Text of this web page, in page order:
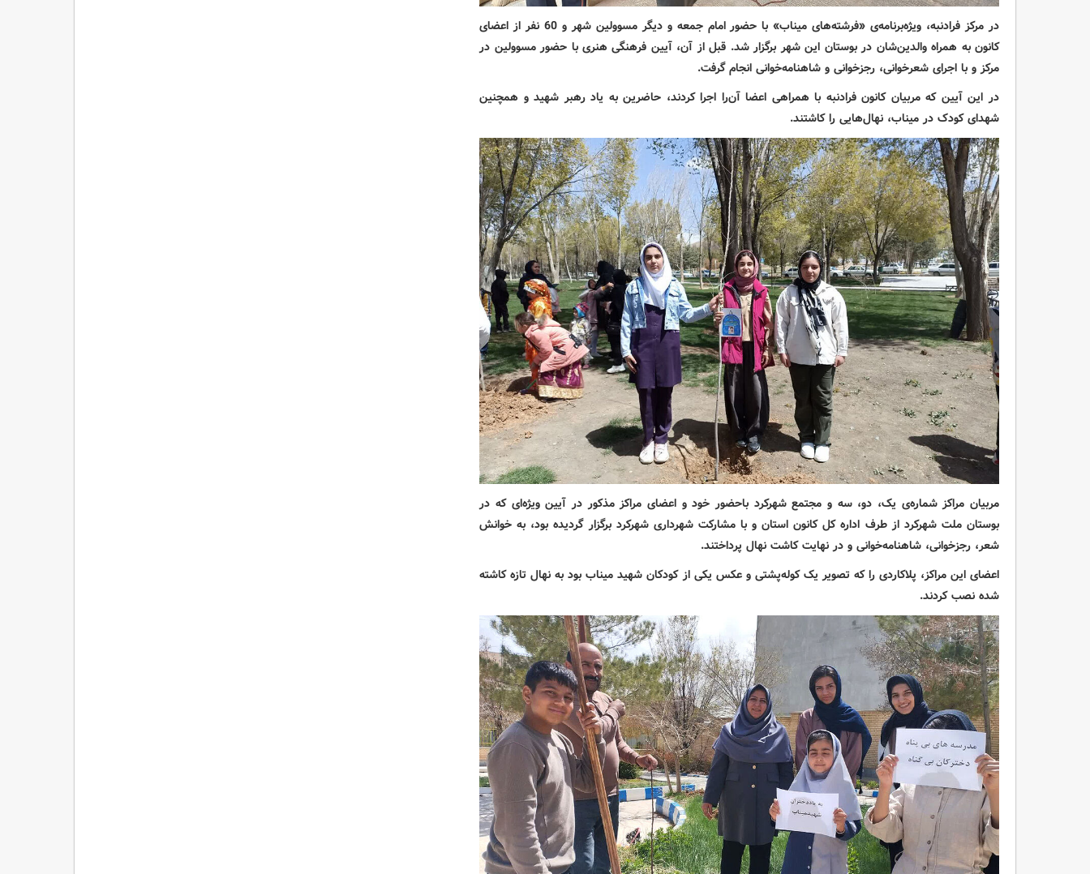
در مرکز فرادنبه، ویژه‌برنامه‌ی «فرشته‌های میناب» با حضور امام جمعه و دیگر مسوولین شهر و 60 نفر از اعضای
کانون به همراه والدین‌شان در بوستان این شهر برگزار شد. قبل از آن، آیین فرهنگی هنری با حضور مسوولین در
مرکز و با اجرای شعرخوانی، رجزخوانی و شاهنامه‌خوانی انجام گرفت.
در این آیین که مربیان کانون فرادنبه با همراهی اعضا آن‌را اجرا کردند، حاضرین به یاد رهبر شهید و همچنین
شهدای کودک در میناب، نهال‌هایی را کاشتند.
مربیان مراکز شماره‌ی یک، دو، سه و مجتمع شهرکرد باحضور خود و اعضای مراکز مذکور در آیین ویژه‌ای که در
بوستان ملت شهرکرد از طرف اداره کل کانون استان و با مشارکت شهرداری شهرکرد برگزار گردیده بود، به خوانش
شعر، رجزخوانی، شاهنامه‌خوانی و در نهایت کاشت نهال پرداختند.
اعضای این مراکز، پلاکاردی را که تصویر یک کوله‌پشتی و عکس یکی از کودکان شهید میناب بود به نهال تازه کاشته
شده نصب کردند.